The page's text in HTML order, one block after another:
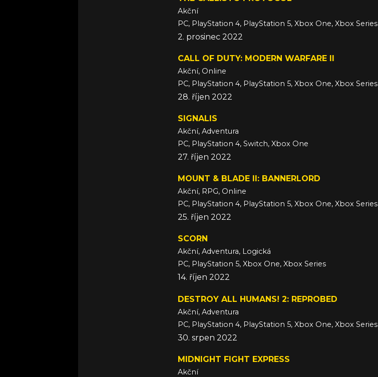
Akční
PC, PlayStation 4, PlayStation 5, Xbox One, Xbox Series
2. prosinec 2022
CALL OF DUTY: MODERN WARFARE II
Akční, Online
PC, PlayStation 4, PlayStation 5, Xbox One, Xbox Series
28. říjen 2022
SIGNALIS
Akční, Adventura
PC, PlayStation 4, Switch, Xbox One
27. říjen 2022
MOUNT & BLADE II: BANNERLORD
Akční, RPG, Online
PC, PlayStation 4, PlayStation 5, Xbox One, Xbox Series
25. říjen 2022
SCORN
Akční, Adventura, Logická
PC, PlayStation 5, Xbox One, Xbox Series
14. říjen 2022
DESTROY ALL HUMANS! 2: REPROBED
Akční, Adventura
PC, PlayStation 4, PlayStation 5, Xbox One, Xbox Series
30. srpen 2022
MIDNIGHT FIGHT EXPRESS
Akční